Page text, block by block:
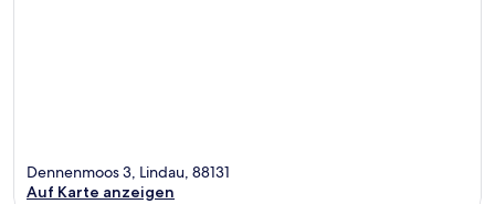
Dennenmoos 3, Lindau, 88131
Auf Karte anzeigen